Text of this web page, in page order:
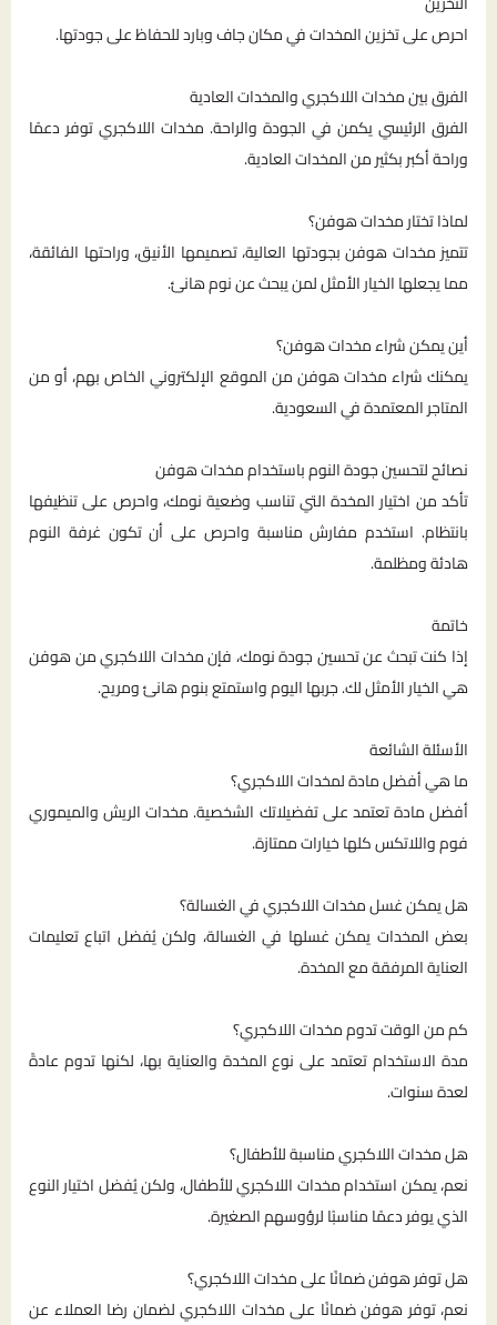
احرص على تخزين المخدات في مكان جاف وبارد للحفاظ على جودتها.
الفرق بين مخدات اللاكجري والمخدات العادية
الفرق الرئيسي يكمن في الجودة والراحة. مخدات اللاكجري توفر دعمًا
وراحة أكبر بكثير من المخدات العادية.
لماذا تختار مخدات هوفن؟
تتميز مخدات هوفن بجودتها العالية، تصميمها الأنيق، وراحتها الفائقة،
مما يجعلها الخيار الأمثل لمن يبحث عن نوم هانئ.
أين يمكن شراء مخدات هوفن؟
يمكنك شراء مخدات هوفن من الموقع الإلكتروني الخاص بهم، أو من
المتاجر المعتمدة في السعودية.
نصائح لتحسين جودة النوم باستخدام مخدات هوفن
تأكد من اختيار المخدة التي تناسب وضعية نومك، واحرص على تنظيفها
بانتظام. استخدم مفارش مناسبة واحرص على أن تكون غرفة النوم
هادئة ومظلمة.
خاتمة
إذا كنت تبحث عن تحسين جودة نومك، فإن مخدات اللاكجري من هوفن
هي الخيار الأمثل لك. جربها اليوم واستمتع بنوم هانئ ومريح.
الأسئلة الشائعة
ما هي أفضل مادة لمخدات اللاكجري؟
أفضل مادة تعتمد على تفضيلاتك الشخصية. مخدات الريش والميموري
فوم واللاتكس كلها خيارات ممتازة.
هل يمكن غسل مخدات اللاكجري في الغسالة؟
بعض المخدات يمكن غسلها في الغسالة، ولكن يُفضل اتباع تعليمات
العناية المرفقة مع المخدة.
كم من الوقت تدوم مخدات اللاكجري؟
مدة الاستخدام تعتمد على نوع المخدة والعناية بها، لكنها تدوم عادةً
لعدة سنوات.
هل مخدات اللاكجري مناسبة للأطفال؟
نعم، يمكن استخدام مخدات اللاكجري للأطفال، ولكن يُفضل اختيار النوع
الذي يوفر دعمًا مناسبًا لرؤوسهم الصغيرة.
هل توفر هوفن ضمانًا على مخدات اللاكجري؟
نعم، توفر هوفن ضمانًا على مخدات اللاكجري لضمان رضا العملاء عن